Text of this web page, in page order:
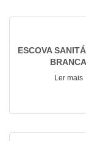
ESCOVA
BRANCA
Ler mais